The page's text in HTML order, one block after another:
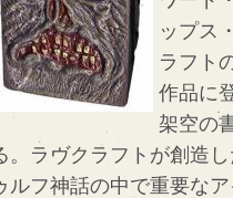
ップス
ラフト
作品に
架空の
。ラヴクラフトが創造し
ルフ神話の中で重要な